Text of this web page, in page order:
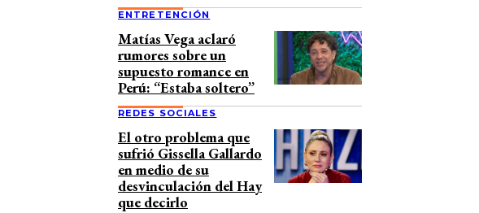
ENTRETENCIÓN
Matías Vega aclaró
rumores sobre un
supuesto romance en
Perú: “Estaba soltero”
REDES SOCIALES
El otro problema que
sufrió Gissella Gallardo
en medio de su
desvinculación del Hay
que decirlo